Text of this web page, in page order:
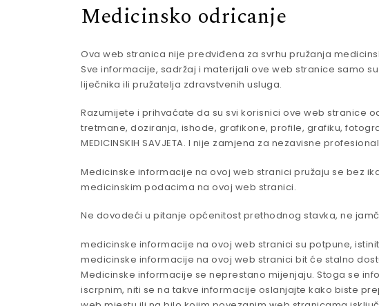
Medicinsko odricanje
Ova web stranica nije predviđena za svrhu pružanja
Sve informacije, sadržaj i materijali ove web stranice samo
liječnika ili pružatelja zdravstvenih usluga.
Razumijete i prihvaćate da su svi korisnici ove web stranice
tretmane, doziranja, ishode, grafikone, profile, grafiku,
MEDICINSKIH SAVJETA. I nije zamjena za nezavisne
Medicinske informacije na ovoj web stranici pružaju se bez
medicinskim podacima na ovoj web stranici.
Ne dovodeći u pitanje općenitost prethodnog stavka, ne
medicinske informacije na ovoj web stranici su potpune,
medicinske informacije na ovoj web stranici bit će stalno
Medicinske informacije se neprestano mijenjaju. Stoga se
iscrpnim, niti se na takve informacije oslanjajte kako biste